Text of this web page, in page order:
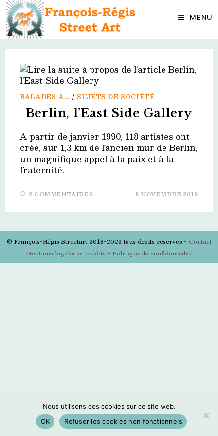
Skip
content MENU
BALADES À... /SUJETS DE SOCIÉTÉ
Berlin, l’East Side Gallery
A partir de janvier 1990, 118 artistes ont
créé, sur 1,3 km de l'ancien mur de Berlin,
un magnifique appel à la paix et à la
fraternité.
2 COMMENTAIRES 8 NOVEMBRE 2019
© François-Régis Streetart 2018-2026 tous droits réservés - Contact
Mentions légales et crédits - Politique de confidentialité
Nous utilisons des cookies sur ce site web.
OK
Refuser les cookies non fonctionnels